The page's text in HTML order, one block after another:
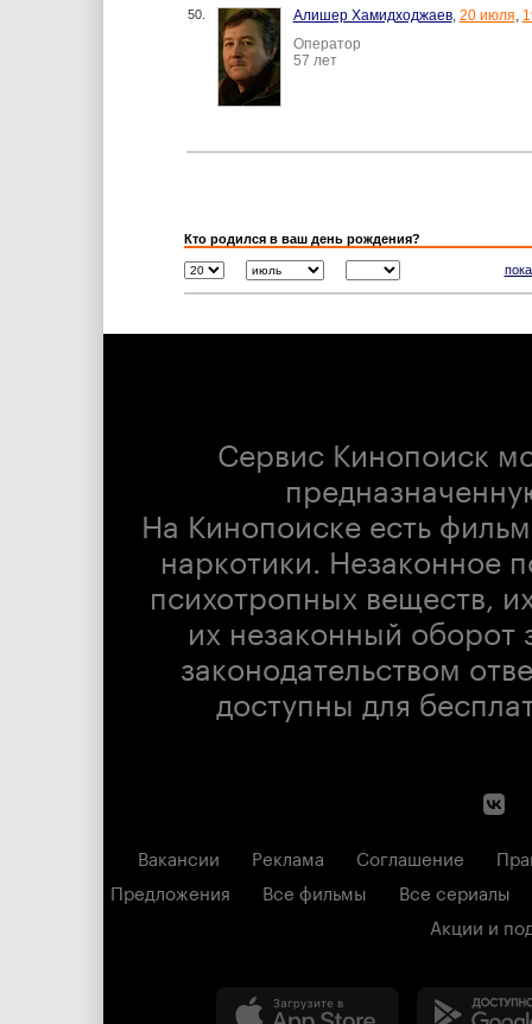
50. Алишер Хамидходжаев, 20 июля,
Оператор
57 лет
Кто родился в ваш день рождения?
Сервис Кинопоиск
На Кинопоиске есть
наркотики. Незаконное
психотропных веществ,
их незаконный оборот
законодательством
доступны для
Вакансии Реклама Соглашение
Предложения
Все фильмы
Все сериалы
Акции и